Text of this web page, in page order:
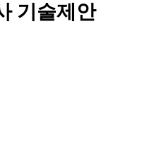
기술제안